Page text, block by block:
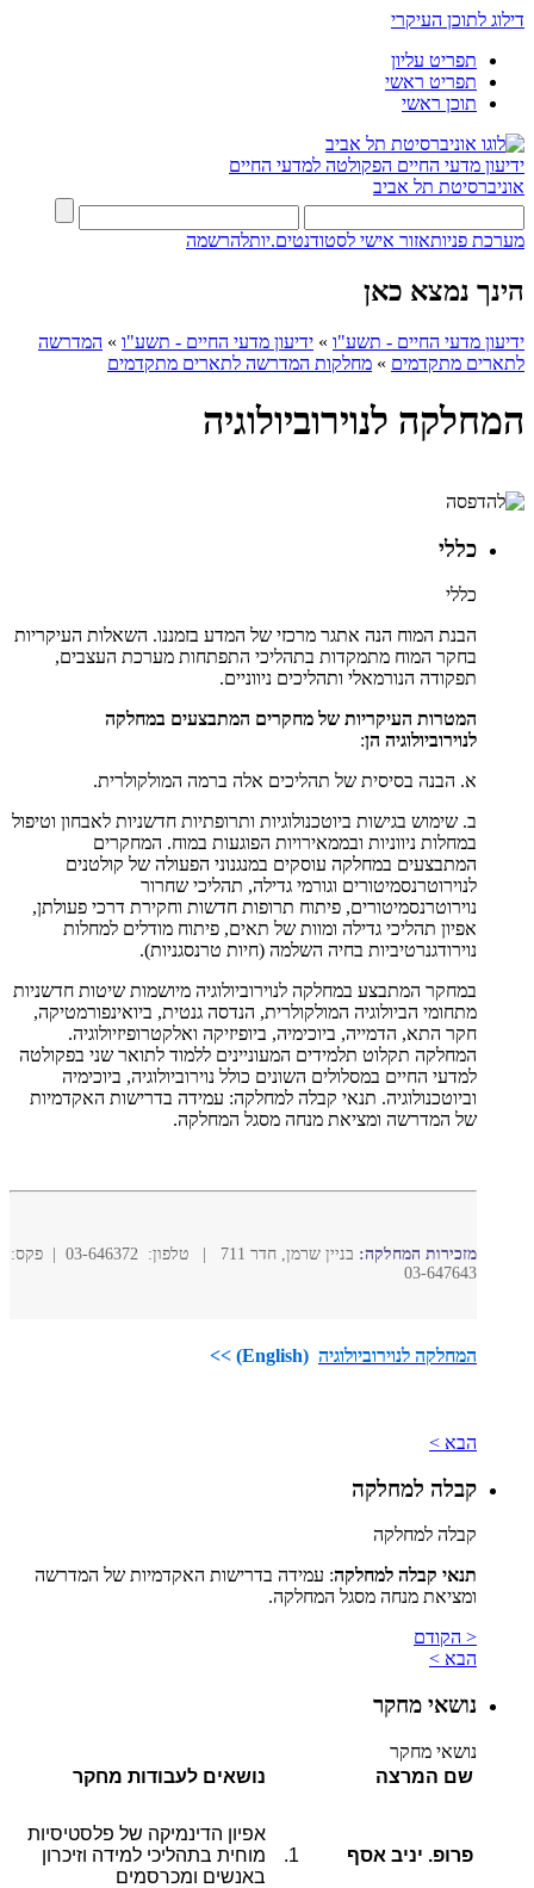
דילוג לתוכן העיקרי
תפריט עליון
תפריט ראשי
תוכן ראשי
ידיעון מדעי החיים הפקולטה למדעי החיים
אוניברסיטת תל אביב
מערכת פניותאזור אישי לסטודנטים.יותלהרשמה
הינך נמצא כאן
ידיעון מדעי החיים - תשע"ו » ידיעון מדעי החיים - תשע"ו » המדרשה
לתארים מתקדמים » מחלקות המדרשה לתארים מתקדמים
המחלקה לנוירוביולוגיה
כללי
כללי
הבנת המוח הנה אתגר מרכזי של המדע בזמננו. השאלות העיקריות
בחקר המוח מתמקדות בתהליכי התפתחות מערכת העצבים,
תפקודה הנורמאלי ותהליכים ניווניים.
המטרות העיקריות של מחקרים המתבצעים במחלקה
לנוירוביולוגיה הן:
א. הבנה בסיסית של תהליכים אלה ברמה המולקולרית.
ב. שימוש בגישות ביוטכנולוגיות ותרופתיות חדשניות לאבחון וטיפול
במחלות ניווניות ובממאירויות הפוגעות במוח. המחקרים
המתבצעים במחלקה עוסקים במנגנוני הפעולה של קולטנים
לנוירוטרנסמיטורים וגורמי גדילה, תהליכי שחרור
נוירוטרנסמיטורים, פיתוח תרופות חדשות וחקירת דרכי פעולתן,
אפיון תהליכי גדילה ומוות של תאים, פיתוח מודלים למחלות
נוירודגנרטיביות בחיה השלמה (חיות טרנסגניות).
במחקר המתבצע במחלקה לנוירוביולוגיה מיושמות שיטות חדשניות
מתחומי הביולוגיה המולקולרית, הנדסה גנטית, ביואינפורמטיקה,
חקר התא, הדמייה, ביוכימיה, ביופיזיקה ואלקטרופיזיולוגיה.
המחלקה תקלוט תלמידים המעוניינים ללמוד לתואר שני בפקולטה
למדעי החיים במסלולים השונים כולל נוירוביולוגיה, ביוכימיה
וביוטכנולוגיה. תנאי קבלה למחלקה: עמידה בדרישות האקדמיות
של המדרשה ומציאת מנחה מסגל המחלקה.
מזכירות המחלקה:
בניין שרמן, חדר 711 | טלפון: 03-646372 | פקס:
03-647643
המחלקה לנוירוביולוגיה (English) >>
הבא >
קבלה למחלקה
קבלה למחלקה
תנאי קבלה למחלקה: עמידה בדרישות האקדמיות של המדרשה
ומציאת מנחה מסגל המחלקה.
< הקודם
הבא >
נושאי מחקר
נושאי מחקר
שם המרצה
נושאים לעבודות מחקר
פרופ. יניב אסף 1.
אפיון הדינמיקה של פלסטיסיות
מוחית בתהליכי למידה וזיכרון
באנשים ומכרסמים